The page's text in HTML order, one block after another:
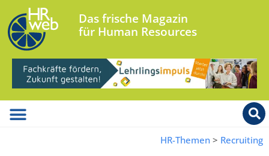
Das frische Magazin
für Human Resources
HR-Themen > Recruiting